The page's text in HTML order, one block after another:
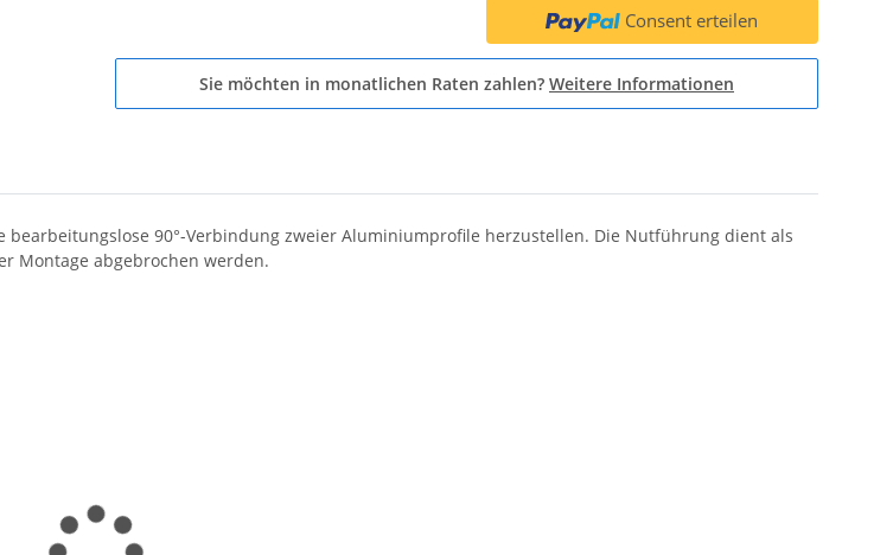
Consent erteilen
Sie möchten in monatlichen Raten zahlen? Weitere Informationen
90°-Verbindung zweier Aluminiumprofile herzustellen. Die Nutführung dient als
Montage abgebrochen werden.